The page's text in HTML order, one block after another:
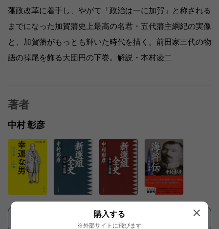
藩政改革に着手し、やがて「政治は一に加賀」と称される
までになった加賀藩史上最高の名君・五代藩主綱紀の実像
と、加賀藩がもっとも輝いた時代を描く。前田家三代の物
語の掉尾を飾る大団円の下巻。解説・本村凌二
著者
中村 彰彦
一覧を見る
購入する
※外部サイトに飛びます